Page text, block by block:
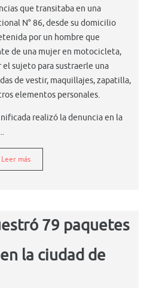
que transitaba en una
N° 86, desde su domicilio
por un hombre que
de una mujer en motocicleta,
sujeto para sustraerle una
de vestir, maquillajes, zapatilla,
elementos personales.
realizó la denuncia en la
Leer más
79 paquetes
la ciudad de